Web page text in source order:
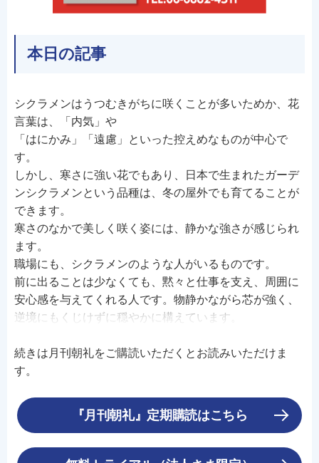
本日の記事
シクラメンはうつむきがちに咲くことが多いためか、花
言葉は、「内気」や
「はにかみ」「遠慮」といった控えめなものが中心で
す。
しかし、寒さに強い花でもあり、日本で生まれたガーデ
ンシクラメンという品種は、冬の屋外でも育てることが
できます。
寒さのなかで美しく咲く姿には、静かな強さが感じられ
ます。
職場にも、シクラメンのような人がいるものです。
前に出ることは少なくても、黙々と仕事を支え、周囲に
安心感を与えてくれる人です。物静かながら芯が強く、
逆境にもくじけずに穏やかに構えています。
続きは月刊朝礼をご購読いただくとお読みいただけま
す。
『月刊朝礼』定期購読はこちら